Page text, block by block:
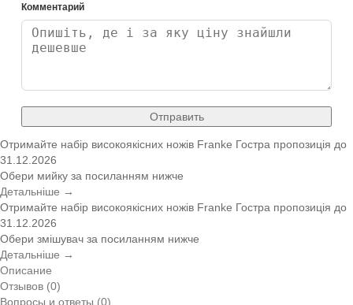
Комментарий
Отправить
Отримайте набір високоякісних ножів Franke Гостра пропозиція до
31.12.2026
Обери мийку за посиланням нижче
Детальніше →
Отримайте набір високоякісних ножів Franke Гостра пропозиція до
31.12.2026
Обери змішувач за посиланням нижче
Детальніше →
Описание
Отзывов (0)
Вопросы и ответы (0)